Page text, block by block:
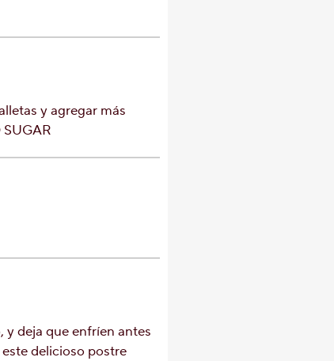
y agregar más
SUGAR
y deja que enfríen antes
delicioso postre